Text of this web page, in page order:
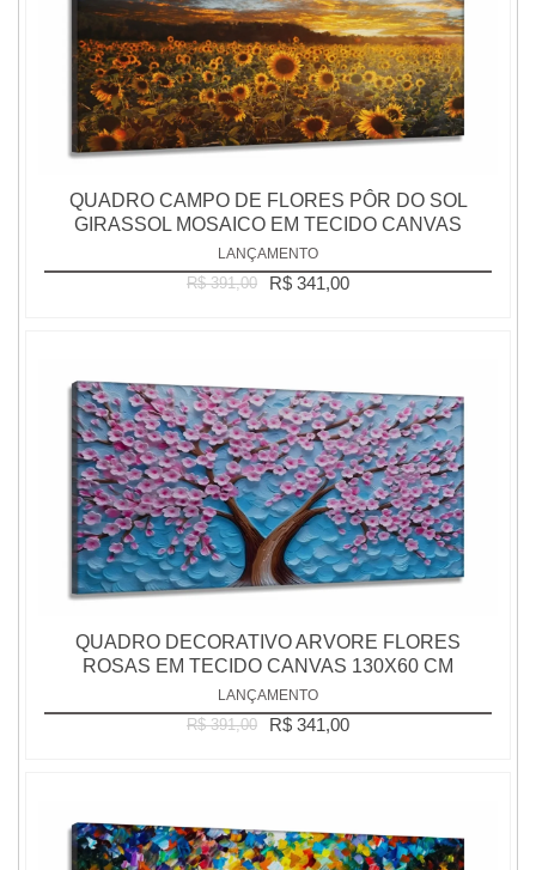
QUADRO CAMPO DE FLORES PÔR DO SOL
GIRASSOL MOSAICO EM TECIDO CANVAS
LANÇAMENTO
R$ 391,00 R$ 341,00
QUADRO DECORATIVO ARVORE FLORES
ROSAS EM TECIDO CANVAS 130X60 CM
LANÇAMENTO
R$ 391,00 R$ 341,00